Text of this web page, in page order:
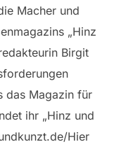
Macher und
„Hinz
Birgit
das Magazin für
ihr „Hinz und
Hier